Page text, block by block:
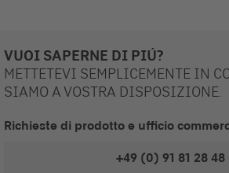
VUOI SAPERNE DI PIÚ?
METTETEVI SEMPLICEMENTE IN
SIAMO A VOSTRA DISPOSIZIONE.
Richieste di prodotto e ufficio
+49 (0) 91 81 28 48